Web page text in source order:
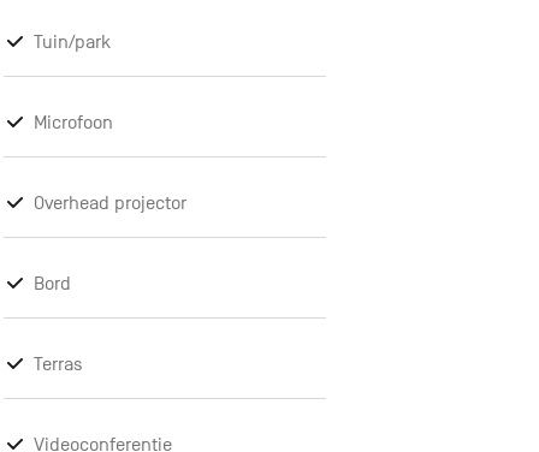
Tuin/park
Microfoon
Overhead projector
Bord
Terras
Videoconferentie